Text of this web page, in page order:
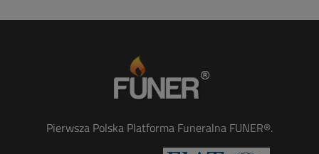
Pierwsza Polska Platforma Funeralna FUNER®.